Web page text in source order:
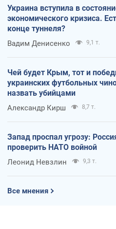
Украина вступила в
экономического кризиса.
конце туннеля?
Вадим Денисенко 9,1 т.
Чей будет Крым, тот и
украинских футбольных
назвать убийцами
Александр Кирш 8,7 т.
Запад проспал угрозу:
проверить НАТО войной
Леонид Невзлин 9,3 т.
Все мнения